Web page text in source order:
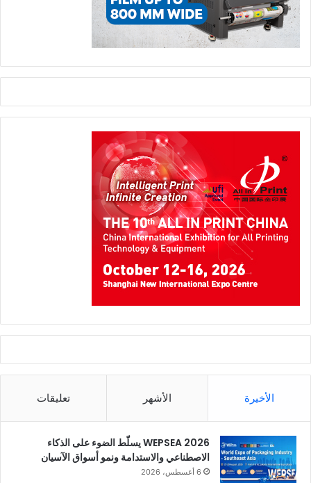
الأخيرة الأشهر تعليقات
WEPSEA 2026 يسلّط الضوء على الذكاء
الاصطناعي والاستدامة ونمو أسواق الآسيان
6 أغسطس، 2026